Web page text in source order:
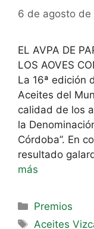
6 de agosto de
EL AVPA DE
LOS AOVES
La 16ª edición
Aceites del
calidad de los
la
Córdoba”. En
resultado
más
Premios
Aceites